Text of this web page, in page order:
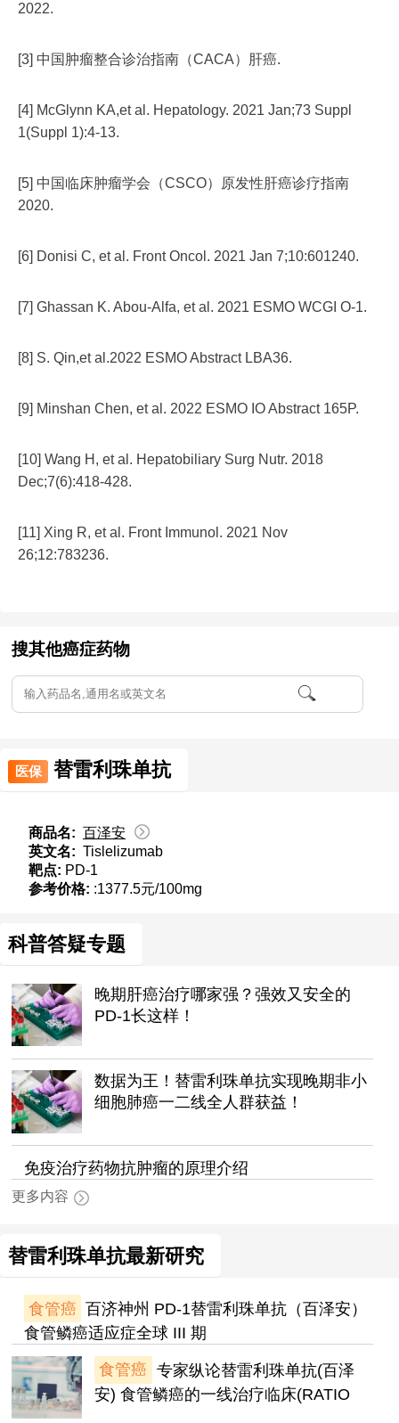
2022.
[3] 中国肿瘤整合诊治指南（CACA）肝癌.
[4] McGlynn KA,et al. Hepatology. 2021 Jan;73 Suppl
1(Suppl 1):4-13.
[5] 中国临床肿瘤学会（CSCO）原发性肝癌诊疗指南
2020.
[6] Donisi C, et al. Front Oncol. 2021 Jan 7;10:601240.
[7] Ghassan K. Abou-Alfa, et al. 2021 ESMO WCGI O-1.
[8] S. Qin,et al.2022 ESMO Abstract LBA36.
[9] Minshan Chen, et al. 2022 ESMO IO Abstract 165P.
[10] Wang H, et al. Hepatobiliary Surg Nutr. 2018
Dec;7(6):418-428.
[11] Xing R, et al. Front Immunol. 2021 Nov
26;12:783236.
搜其他癌症药物
医保 替雷利珠单抗
商品名: 百泽安
英文名: Tislelizumab
靶点: PD-1
参考价格: :1377.5元/100mg
科普答疑专题
晚期肝癌治疗哪家强？强效又安全的
PD-1长这样！
数据为王！替雷利珠单抗实现晚期非小
细胞肺癌一二线全人群获益！
免疫治疗药物抗肿瘤的原理介绍
更多内容
替雷利珠单抗最新研究
食管癌 百济神州 PD-1替雷利珠单抗（百泽安）
食管鳞癌适应症全球 III 期
食管癌 专家纵论替雷利珠单抗(百泽
安) 食管鳞癌的一线治疗临床(RATIO